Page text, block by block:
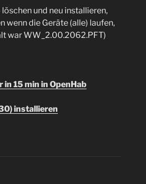
und neu installieren,
wenn die Geräte (alle) laufen,
war WW_2.00.2062.PFT)
15 min in OpenHab
installieren